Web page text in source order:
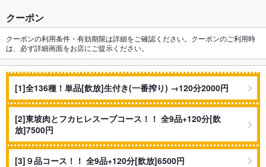
クーポン
クーポンの利用条件・有効期限は詳細をご確認ください。クーポンのご利用時
は、必ず詳細画面をお店にご提示ください。
[1]全136種！単品[飲放]生付き(一番搾り) →120分2000円
[2]東坡肉とフカヒレスープコース！！ 全9品+120分[飲
放]7500円
[3]９品コース！！ 全9品+120分[飲放]6500円